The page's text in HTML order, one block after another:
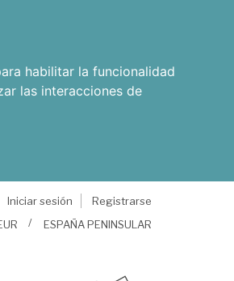
habilitar la funcionalidad
las interacciones de
Iniciar sesión
Registrarse
ESPAÑA PENINSULAR